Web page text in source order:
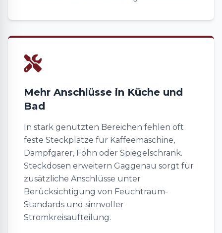
Mehr Anschlüsse in Küche und
Bad
In stark genutzten Bereichen fehlen oft
feste Steckplätze für Kaffeemaschine,
Dampfgarer, Föhn oder Spiegelschrank.
Steckdosen erweitern Gaggenau sorgt für
zusätzliche Anschlüsse unter
Berücksichtigung von Feuchtraum-
Standards und sinnvoller
Stromkreisaufteilung.